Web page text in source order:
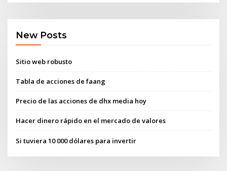
New Posts
Sitio web robusto
Tabla de acciones de faang
Precio de las acciones de dhx media hoy
Hacer dinero rápido en el mercado de valores
Si tuviera 10 000 dólares para invertir